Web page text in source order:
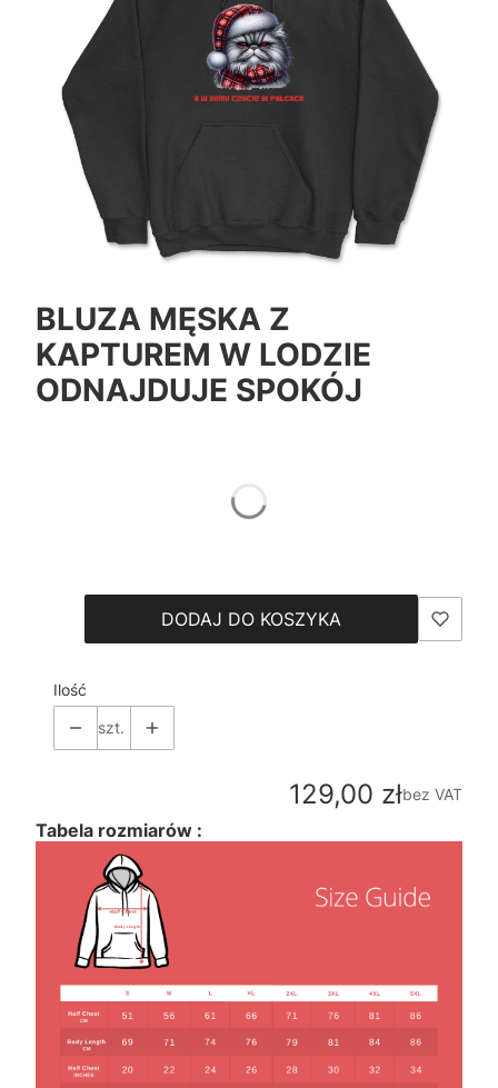
BLUZA MĘSKA Z
KAPTUREM W LODZIE
ODNAJDUJE SPOKÓJ
DODAJ DO KOSZYKA
Ilość
szt.
Cena
129,00 złbez VAT
Tabela rozmiarów :